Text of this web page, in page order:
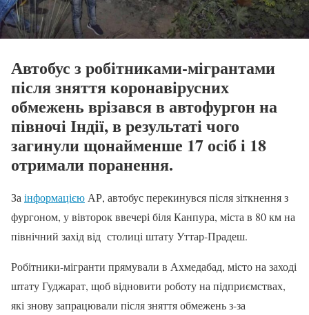
Автобус з робітниками-мігрантами
після зняття коронавірусних
обмежень врізався в автофургон на
півночі Індії, в результаті чого
загинули щонайменше 17 осіб і 18
отримали поранення.
ЗаінформацієюАР, автобус перекинувся після зіткнення з
фургоном, у вівторок ввечері біля Канпура, міста в 80 км на
північний захід від столиці штату Уттар-Прадеш.
Робітники-мігранти прямували в Ахмедабад, місто на заході
штату Гуджарат, щоб відновити роботу на підприємствах,
які знову запрацювали після зняття обмежень з-за